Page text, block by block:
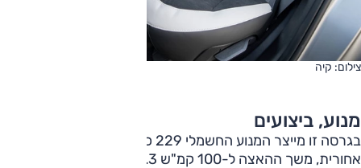
צילום: קיה
מנוע, ביצועים